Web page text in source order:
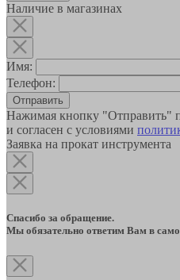
Наличие в магазинах
Имя:
Телефон:
Отправить
Нажимая кнопку "Отправить"
и согласен с условиями
Заявка на прокат инструмента
Спасибо за обращение.
Мы обязательно ответим Вам в